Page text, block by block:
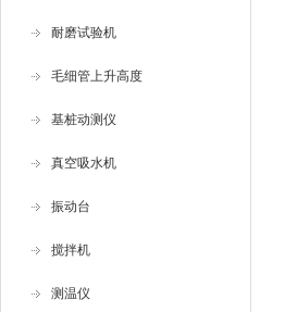
耐磨试验机
毛细管上升高度
基桩动测仪
真空吸水机
振动台
搅拌机
测温仪